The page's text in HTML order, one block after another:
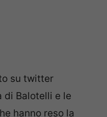
su twitter
di Balotelli e le
hanno reso la